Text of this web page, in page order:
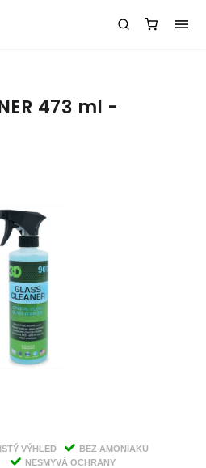
473 ml -
VÝHLED
BEZ AMONIAKU
NESMYVÁ OCHRANY